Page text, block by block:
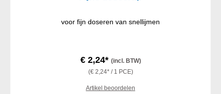
voor fijn doseren van snellijmen
€ 2,24* (incl. BTW)
(€ 2,24* / 1 PCE)
Artikel beoordelen